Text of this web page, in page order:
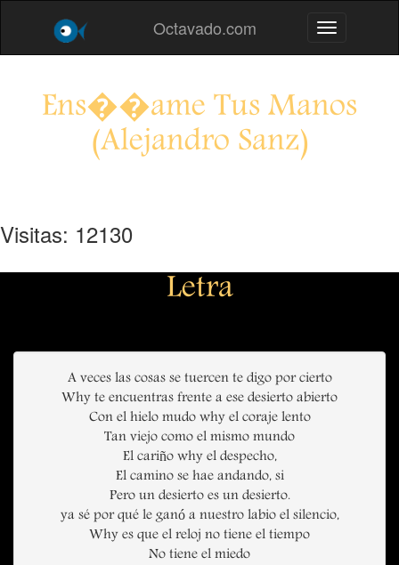
Octavado.com Toggle
Ens��ame Tus Manos
(Alejandro Sanz)
Visitas: 12130
Letra
A veces las cosas se tuercen te digo por cierto
Why te encuentras frente a ese desierto abierto
Con el hielo mudo why el coraje lento
Tan viejo como el mismo mundo
El cariño why el despecho,
El camino se hae andando, si
Pero un desierto es un desierto.
ya sé por qué le ganó a nuestro labio el silencio,
Why es que el reloj no tiene el tiempo
No tiene el miedo